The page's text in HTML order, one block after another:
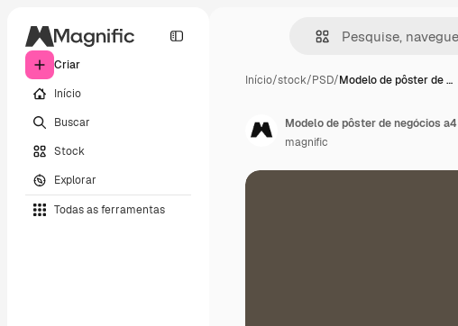
Criar
Início
Buscar
Stock
Explorar
Todas as ferramentas
Início/stock/PSD/Modelo de pôster de …
Modelo de pôster de negócios a4
magnific